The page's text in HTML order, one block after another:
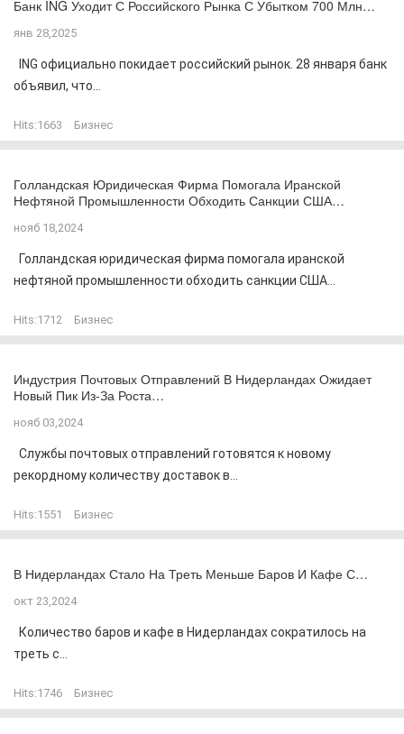
Банк ING Уходит С Российского Рынка С Убытком 700 Млн…
янв 28,2025
ING официально покидает российский рынок. 28 января банк
объявил, что...
Hits:1663 Бизнес
Голландская Юридическая Фирма Помогала Иранской
Нефтяной Промышленности Обходить Санкции США…
нояб 18,2024
Голландская юридическая фирма помогала иранской
нефтяной промышленности обходить санкции США...
Hits:1712 Бизнес
Индустрия Почтовых Отправлений В Нидерландах Ожидает
Новый Пик Из-За Роста…
нояб 03,2024
Службы почтовых отправлений готовятся к новому
рекордному количеству доставок в...
Hits:1551 Бизнес
В Нидерландах Стало На Треть Меньше Баров И Кафе С…
окт 23,2024
Количество баров и кафе в Нидерландах сократилось на
треть с...
Hits:1746 Бизнес